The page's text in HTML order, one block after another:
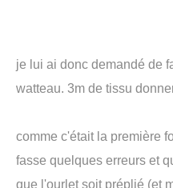
je lui ai donc demandé de
watteau. 3m de tissu
comme c'était la première
fasse quelques erreurs et
que l'ourlet soit préplié (et